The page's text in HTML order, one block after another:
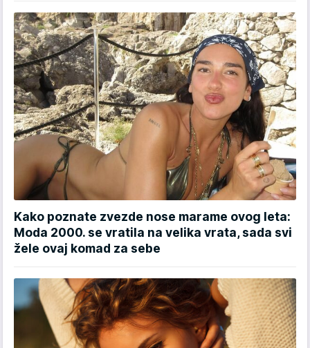
Kako poznate zvezde nose marame ovog leta:
Moda 2000. se vratila na velika vrata, sada svi
žele ovaj komad za sebe